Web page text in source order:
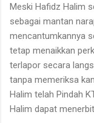
Meski Hafidz Halim
sebagai mantan
mencantumkannya
tetap menaikkan
terlapor secara
tanpa memeriksa
Halim telah Pindah
Halim dapat